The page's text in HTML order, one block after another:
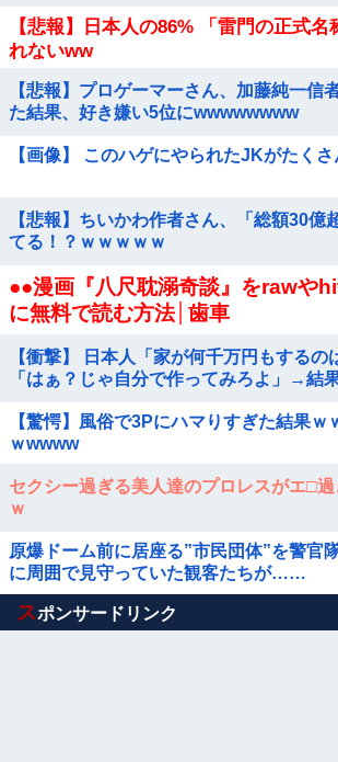
【悲報】日本人の86% 「雷門の正式名
れないww
【悲報】プロゲーマーさん、加藤純一信
た結果、好き嫌い5位にwwwwwwww
【画像】 このハゲにやられたJKがたく
【悲報】ちいかわ作者さん、「総額30億
てる！？ｗｗｗｗｗ
●●漫画『八尺耽溺奇談』をrawや
に無料で読む方法│歯車
【衝撃】 日本人「家が何千万円もするの
「はぁ？じゃ自分で作ってみろよ」→結
【驚愕】風俗で3Pにハマりすぎた結果ｗ
ｗwwww
セクシー過ぎる美人達のプロレスがエ□
ｗ
原爆ドーム前に居座る”市民団体”を警官
に周囲で見守っていた観客たちが……
Powered by livedoor 相互RSS
スポンサードリンク